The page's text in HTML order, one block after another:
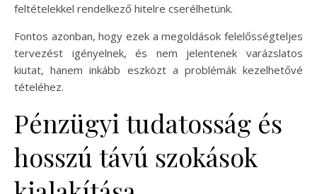
feltételekkel rendelkező hitelre cserélhetünk.
Fontos azonban, hogy ezek a megoldások felelősségteljes
tervezést igényelnek, és nem jelentenek varázslatos
kiutat, hanem inkább eszközt a problémák kezelhetővé
tételéhez.
Pénzügyi tudatosság és
hosszú távú szokások